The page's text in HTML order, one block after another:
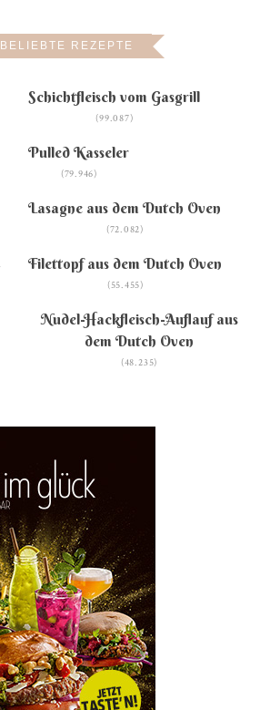
BELIEBTE REZEPTE
Schichtfleisch vom Gasgrill
(99.087)
Pulled Kasseler
(79.946)
Lasagne aus dem Dutch Oven
(72.082)
Filettopf aus dem Dutch Oven
(55.455)
Nudel-Hackfleisch-Auflauf aus
dem Dutch Oven
(48.235)